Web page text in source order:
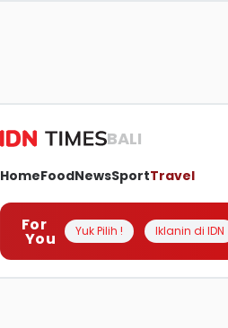
BALI
HomeFoodNewsSportTravel
For
You Yuk Pilih ! Iklanin di IDN